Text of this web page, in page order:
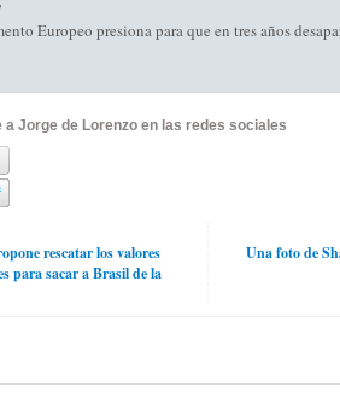
Europeo presiona para que en tres años
a Jorge de Lorenzo en las redes sociales
rescatar los valores
para sacar a Brasil de la
Una foto de